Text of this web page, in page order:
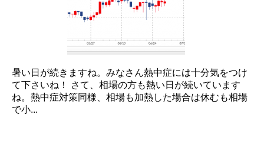
暑い日が続きますね。みなさん熱中症には十分気をつけ
て下さいね！ さて、相場の方も熱い日が続いています
ね。熱中症対策同様、相場も加熱した場合は休むも相場
で小...